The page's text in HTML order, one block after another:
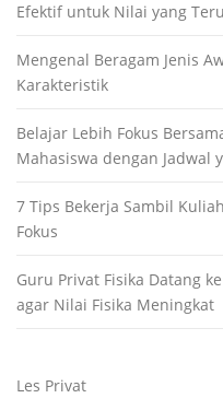
Efektif untuk Nilai yang
Mengenal Beragam Jenis
Karakteristik
Belajar Lebih Fokus
Mahasiswa dengan Jadwal
7 Tips Bekerja Sambil
Fokus
Guru Privat Fisika Datang
agar Nilai Fisika Meningkat
Les Privat